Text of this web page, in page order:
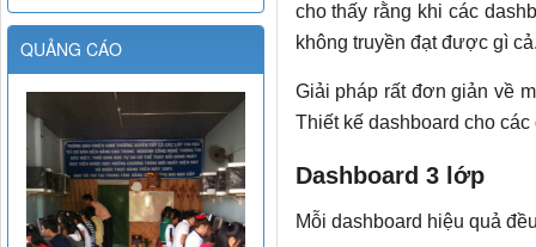
cho thấy rằng khi các
không truyền đạt được gì
Giải pháp rất đơn giản về
Thiết kế dashboard cho
Dashboard 3 lớp
Mỗi dashboard hiệu quả
QUẢNG CÁO